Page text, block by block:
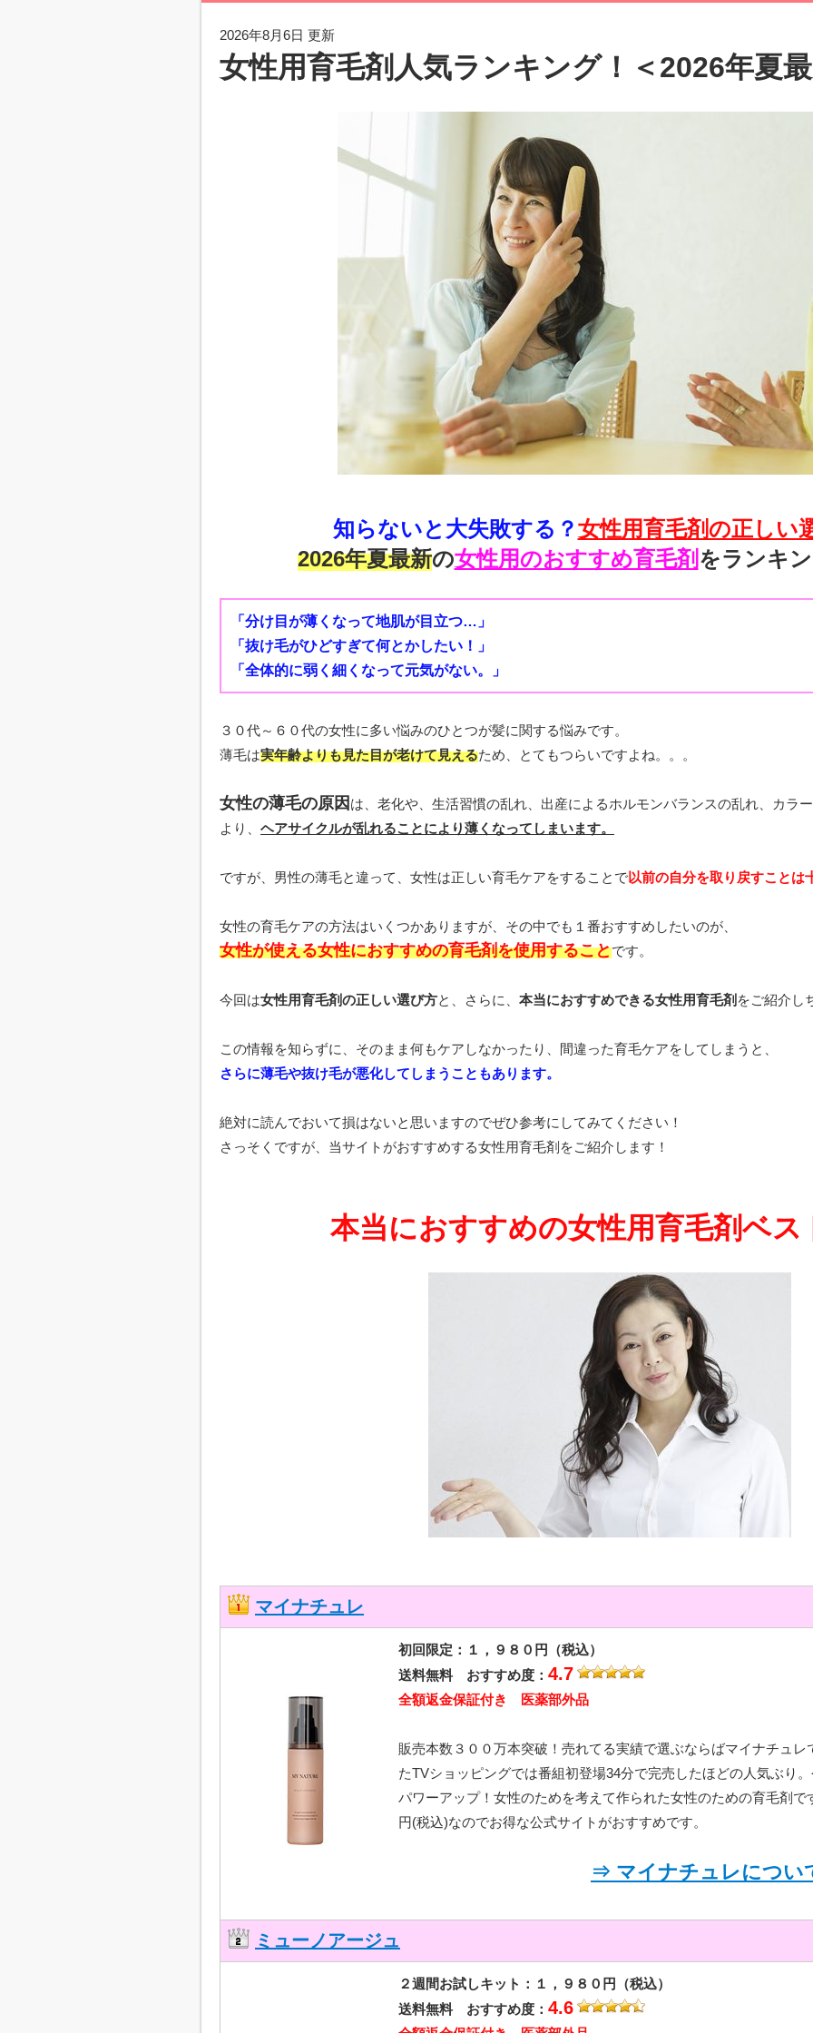
2026年8月6日 更新
女性用育毛剤人気ランキング！＜2026年夏
知らないと大失敗する？女性用育毛剤の正しい
2026年夏最新の女性用のおすすめ育毛剤 をランキ
「分け目が薄くなって地肌が目立つ…」
「抜け毛がひどすぎて何とかしたい！」
「全体的に弱く細くなって元気がない。」
３０代～６０代の女性に多い悩みのひとつが髪に関する悩みです。
薄毛は実年齢よりも見た目が老けて見えるため、とてもつらいですよね。。。
女性の薄毛の原因 は、老化や、生活習慣の乱れ、出産によるホルモンバランスの乱れ、カラ
より、 ヘアサイクルが乱れることにより薄くなってしまいます。
ですが、男性の薄毛と違って、女性は正しい育毛ケアをすることで以前の自分を取り戻すことは
女性の育毛ケアの方法はいくつかありますが、その中でも１番おすすめしたいのが、
女性が使える女性におすすめの育毛剤を使用することです。
今回は女性用育毛剤の正しい選び方と、さらに、 本当におすすめできる女性用育毛剤 をご紹介し
この情報を知らずに、そのまま何もケアしなかったり、間違った育毛ケアをしてしまうと、
さらに薄毛や抜け毛が悪化してしまうこともあります。
絶対に読んでおいて損はないと思いますのでぜひ参考にしてみてください！
さっそくですが、当サイトがおすすめする女性用育毛剤をご紹介します！
本当におすすめの女性用育毛剤ベス
マイナチュレ
初回限定：１，９８０円（税込）
送料無料 おすすめ度： 4.7
全額返金保証付き 医薬部外品
販売本数３００万本突破！売れてる実績で選ぶならばマイナチュレ
たTVショッピングでは番組初登場34分で完売したほどの人気ぶり
パワーアップ！女性のためを考えて作られた女性のための育毛剤で
円(税込)なのでお得な公式サイトがおすすめです。
⇒ マイナチュレについ
ミューノアージュ
２週間お試しキット：１，９８０円（税込）
送料無料 おすすめ度： 4.6